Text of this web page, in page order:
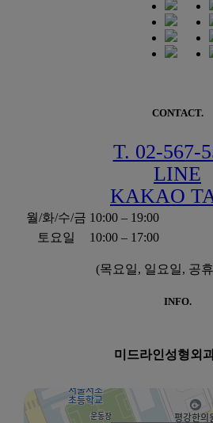
CONTACT.
T. 02-567-
LINE
KAKAO
월/화/수/금 10:00 – 19:00
토요일
10:00 – 17:00
(목요일, 일요일, 공
INFO.
미드라인성형외